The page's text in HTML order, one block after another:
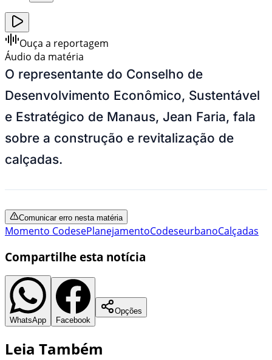
Ouça a reportagem
Áudio da matéria
O representante do Conselho de
Desenvolvimento Econômico, Sustentável
e Estratégico de Manaus, Jean Faria, fala
sobre a construção e revitalização de
calçadas.
Comunicar erro nesta matéria
Momento CodesePlanejamentoCodeseurbanoCalçadas
Compartilhe esta notícia
WhatsApp Facebook
Opções
Leia Também